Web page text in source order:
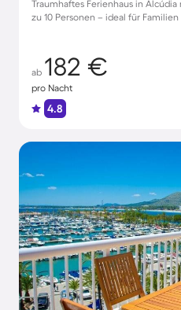
Traumhaftes Ferienhaus in
zu 10 Personen – ideal für
ab 182 €
pro Nacht
4.8